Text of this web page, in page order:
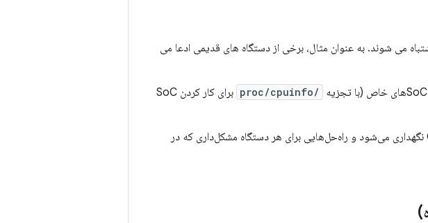
می شوند. به عنوان مثال، برخی از دستگاه های قدیمی ادعا می
/proc/cpuinfo
برای کار کردن SoC
این کتابخانه برای استفاده توسط تیم‌های برنامه شخص اول Google نگهداری می‌شود و راه‌حل‌هایی برای هر دستگاه مشکل‌داری که در